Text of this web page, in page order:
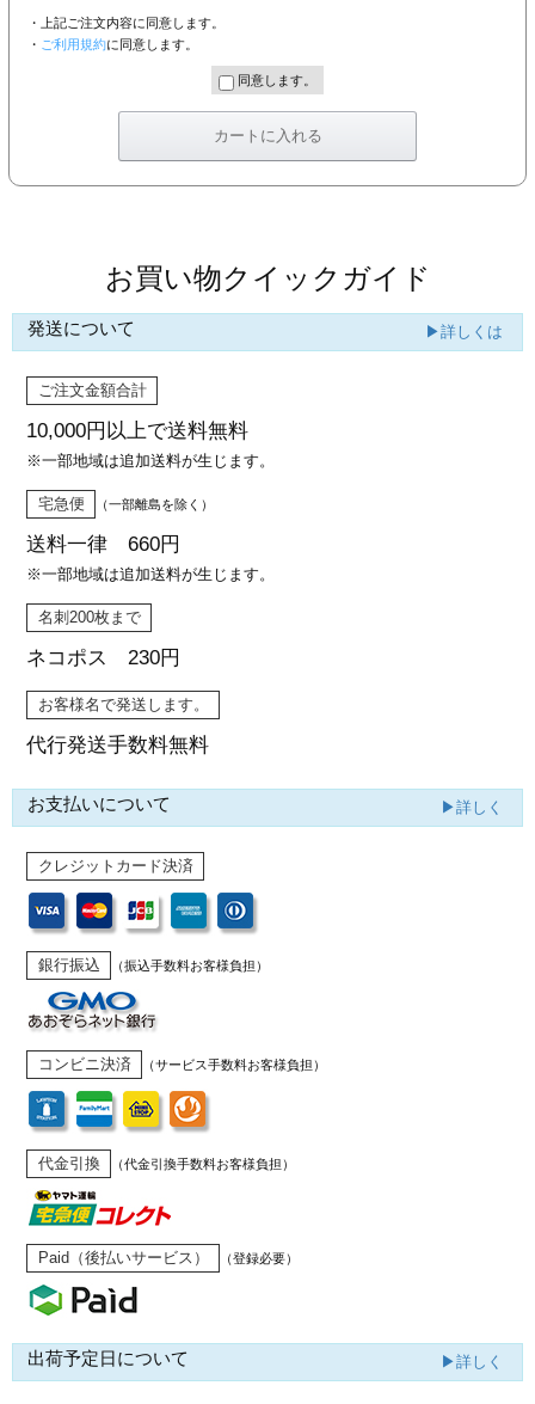
・上記ご注文内容に同意します。
・ ご利用規約に同意します。
同意します。
お買い物クイックガイド
発送について ▶詳しくは
ご注文金額合計
10,000円以上で送料無料
※一部地域は追加送料が生じます。
宅急便 （一部離島を除く）
送料一律 660円
※一部地域は追加送料が生じます。
名刺200枚まで
ネコポス 230円
お客様名で発送します。
代行発送手数料無料
お支払いについて ▶詳しく
クレジットカード決済
銀行振込 （振込手数料お客様負担）
コンビニ決済 （サービス手数料お客様負担）
代金引換 （代金引換手数料お客様負担）
Paid（後払いサービス） （登録必要）
出荷予定日について ▶詳しく